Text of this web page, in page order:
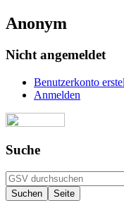
Anonym
Nicht angemeldet
Benutzerkonto
Anmelden
Suche